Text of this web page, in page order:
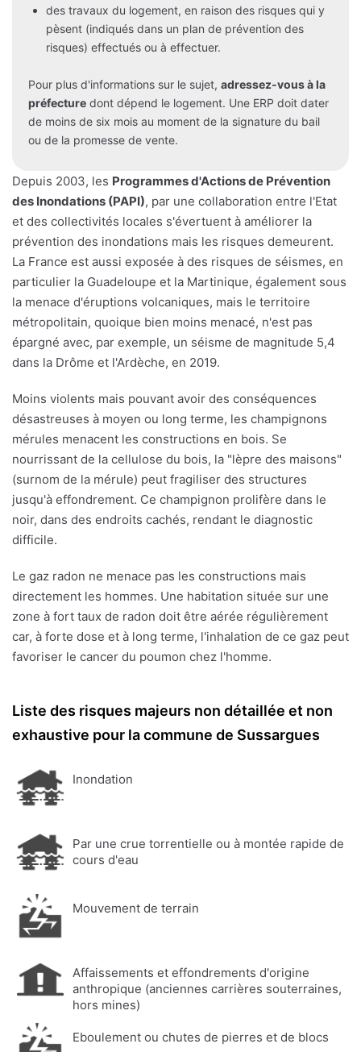
des travaux du logement, en raison des risques qui y
pèsent (indiqués dans un plan de prévention des
risques) effectués ou à effectuer.
Pour plus d'informations sur le sujet, adressez-vous à la
préfecture dont dépend le logement. Une ERP doit dater
de moins de six mois au moment de la signature du bail
ou de la promesse de vente.
Depuis 2003, les Programmes d'Actions de Prévention
des Inondations (PAPI), par une collaboration entre l'Etat
et des collectivités locales s'évertuent à améliorer la
prévention des inondations mais les risques demeurent.
La France est aussi exposée à des risques de séismes, en
particulier la Guadeloupe et la Martinique, également sous
la menace d'éruptions volcaniques, mais le territoire
métropolitain, quoique bien moins menacé, n'est pas
épargné avec, par exemple, un séisme de magnitude 5,4
dans la Drôme et l'Ardèche, en 2019.
Moins violents mais pouvant avoir des conséquences
désastreuses à moyen ou long terme, les champignons
mérules menacent les constructions en bois. Se
nourrissant de la cellulose du bois, la "lèpre des maisons"
(surnom de la mérule) peut fragiliser des structures
jusqu'à effondrement. Ce champignon prolifère dans le
noir, dans des endroits cachés, rendant le diagnostic
difficile.
Le gaz radon ne menace pas les constructions mais
directement les hommes. Une habitation située sur une
zone à fort taux de radon doit être aérée régulièrement
car, à forte dose et à long terme, l'inhalation de ce gaz peut
favoriser le cancer du poumon chez l'homme.
Liste des risques majeurs non détaillée et non
exhaustive pour la commune de Sussargues
Inondation
Par une crue torrentielle ou à montée rapide de
cours d'eau
Mouvement de terrain
Affaissements et effondrements d'origine
anthropique (anciennes carrières souterraines,
hors mines)
Eboulement ou chutes de pierres et de blocs